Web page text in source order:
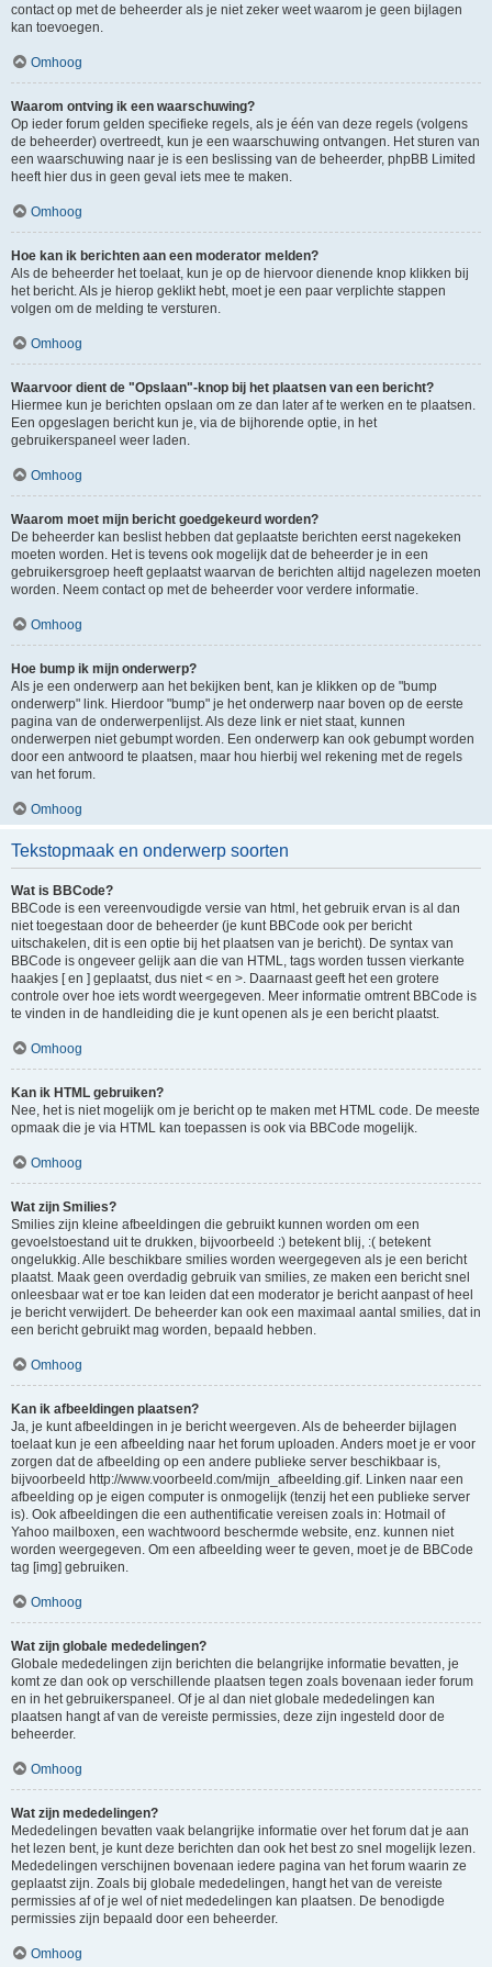
contact op met de beheerder als je niet zeker weet waarom je geen bijlagen
kan toevoegen.
Omhoog
Waarom ontving ik een waarschuwing?
Op ieder forum gelden specifieke regels, als je één van deze regels (volgens
de beheerder) overtreedt, kun je een waarschuwing ontvangen. Het sturen van
een waarschuwing naar je is een beslissing van de beheerder, phpBB Limited
heeft hier dus in geen geval iets mee te maken.
Omhoog
Hoe kan ik berichten aan een moderator melden?
Als de beheerder het toelaat, kun je op de hiervoor dienende knop klikken bij
het bericht. Als je hierop geklikt hebt, moet je een paar verplichte stappen
volgen om de melding te versturen.
Omhoog
Waarvoor dient de "Opslaan"-knop bij het plaatsen van een bericht?
Hiermee kun je berichten opslaan om ze dan later af te werken en te plaatsen.
Een opgeslagen bericht kun je, via de bijhorende optie, in het
gebruikerspaneel weer laden.
Omhoog
Waarom moet mijn bericht goedgekeurd worden?
De beheerder kan beslist hebben dat geplaatste berichten eerst nagekeken
moeten worden. Het is tevens ook mogelijk dat de beheerder je in een
gebruikersgroep heeft geplaatst waarvan de berichten altijd nagelezen moeten
worden. Neem contact op met de beheerder voor verdere informatie.
Omhoog
Hoe bump ik mijn onderwerp?
Als je een onderwerp aan het bekijken bent, kan je klikken op de "bump
onderwerp" link. Hierdoor "bump" je het onderwerp naar boven op de eerste
pagina van de onderwerpenlijst. Als deze link er niet staat, kunnen
onderwerpen niet gebumpt worden. Een onderwerp kan ook gebumpt worden
door een antwoord te plaatsen, maar hou hierbij wel rekening met de regels
van het forum.
Omhoog
Tekstopmaak en onderwerp soorten
Wat is BBCode?
BBCode is een vereenvoudigde versie van html, het gebruik ervan is al dan
niet toegestaan door de beheerder (je kunt BBCode ook per bericht
uitschakelen, dit is een optie bij het plaatsen van je bericht). De syntax van
BBCode is ongeveer gelijk aan die van HTML, tags worden tussen vierkante
haakjes [ en ] geplaatst, dus niet < en >. Daarnaast geeft het een grotere
controle over hoe iets wordt weergegeven. Meer informatie omtrent BBCode is
te vinden in de handleiding die je kunt openen als je een bericht plaatst.
Omhoog
Kan ik HTML gebruiken?
Nee, het is niet mogelijk om je bericht op te maken met HTML code. De meeste
opmaak die je via HTML kan toepassen is ook via BBCode mogelijk.
Omhoog
Wat zijn Smilies?
Smilies zijn kleine afbeeldingen die gebruikt kunnen worden om een
gevoelstoestand uit te drukken, bijvoorbeeld :) betekent blij, :( betekent
ongelukkig. Alle beschikbare smilies worden weergegeven als je een bericht
plaatst. Maak geen overdadig gebruik van smilies, ze maken een bericht snel
onleesbaar wat er toe kan leiden dat een moderator je bericht aanpast of heel
je bericht verwijdert. De beheerder kan ook een maximaal aantal smilies, dat in
een bericht gebruikt mag worden, bepaald hebben.
Omhoog
Kan ik afbeeldingen plaatsen?
Ja, je kunt afbeeldingen in je bericht weergeven. Als de beheerder bijlagen
toelaat kun je een afbeelding naar het forum uploaden. Anders moet je er voor
zorgen dat de afbeelding op een andere publieke server beschikbaar is,
bijvoorbeeld http://www.voorbeeld.com/mijn_afbeelding.gif. Linken naar een
afbeelding op je eigen computer is onmogelijk (tenzij het een publieke server
is). Ook afbeeldingen die een authentificatie vereisen zoals in: Hotmail of
Yahoo mailboxen, een wachtwoord beschermde website, enz. kunnen niet
worden weergegeven. Om een afbeelding weer te geven, moet je de BBCode
tag [img] gebruiken.
Omhoog
Wat zijn globale mededelingen?
Globale mededelingen zijn berichten die belangrijke informatie bevatten, je
komt ze dan ook op verschillende plaatsen tegen zoals bovenaan ieder forum
en in het gebruikerspaneel. Of je al dan niet globale mededelingen kan
plaatsen hangt af van de vereiste permissies, deze zijn ingesteld door de
beheerder.
Omhoog
Wat zijn mededelingen?
Mededelingen bevatten vaak belangrijke informatie over het forum dat je aan
het lezen bent, je kunt deze berichten dan ook het best zo snel mogelijk lezen.
Mededelingen verschijnen bovenaan iedere pagina van het forum waarin ze
geplaatst zijn. Zoals bij globale mededelingen, hangt het van de vereiste
permissies af of je wel of niet mededelingen kan plaatsen. De benodigde
permissies zijn bepaald door een beheerder.
Omhoog